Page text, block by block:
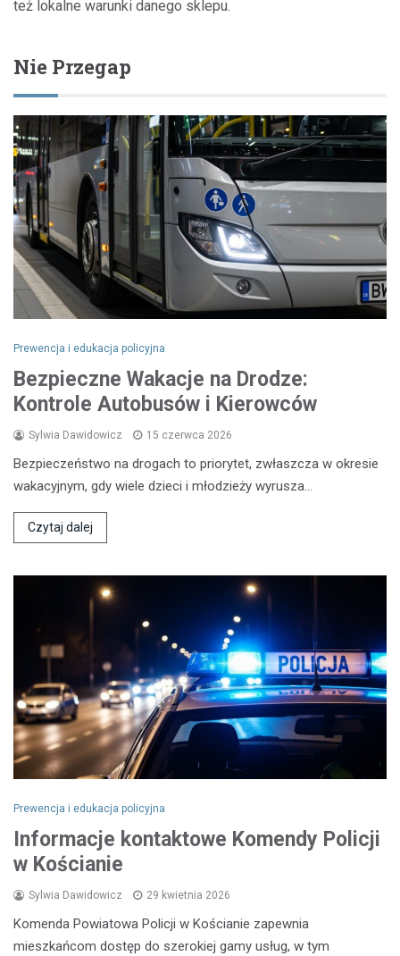
też lokalne warunki danego sklepu.
Nie Przegap
Prewencja i edukacja policyjna
Bezpieczne Wakacje na Drodze:
Kontrole Autobusów i Kierowców
Sylwia Dawidowicz 15 czerwca 2026
Bezpieczeństwo na drogach to priorytet, zwłaszcza w okresie
wakacyjnym, gdy wiele dzieci i młodzieży wyrusza…
Czytaj dalej
Prewencja i edukacja policyjna
Informacje kontaktowe Komendy Policji
w Kościanie
Sylwia Dawidowicz 29 kwietnia 2026
Komenda Powiatowa Policji w Kościanie zapewnia
mieszkańcom dostęp do szerokiej gamy usług, w tym